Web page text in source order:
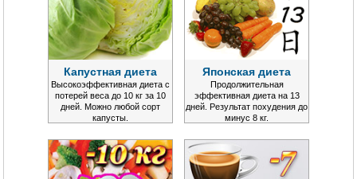
Капустная диета
Высокоэффективная диета с
потерей веса до 10 кг за 10
дней. Можно любой сорт
капусты.
Японская диета
Продолжительная
эффективная диета на 13
дней. Результат похудения до
минус 8 кг.